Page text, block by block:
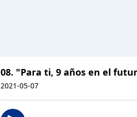
08. "Para ti, 9 años en el
2021-05-07